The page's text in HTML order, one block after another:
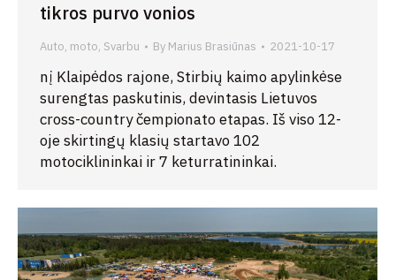
tikros purvo vonios
Auto, moto, Svarbu By Marius Brasiūnas 2021-10-17
nį Klaipėdos rajone, Stirbių kaimo apylinkėse
surengtas paskutinis, devintasis Lietuvos
cross-country čempionato etapas. Iš viso 12-
oje skirtingų klasių startavo 102
motociklininkai ir 7 keturratininkai.